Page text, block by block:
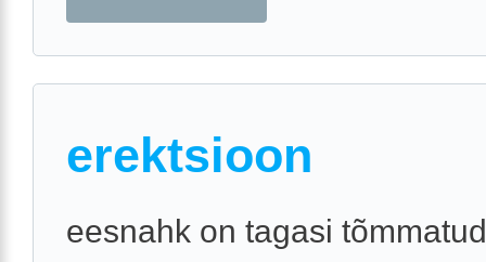
erektsioon
eesnahk on tagasi